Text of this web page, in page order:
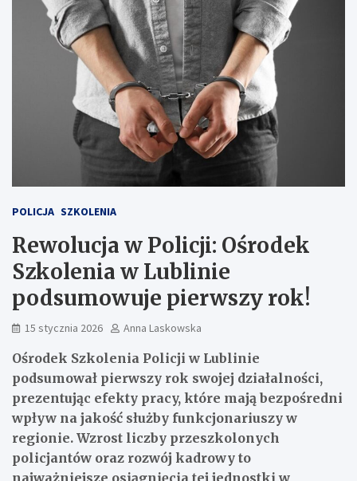
POLICJA SZKOLENIA
Rewolucja w Policji: Ośrodek
Szkolenia w Lublinie
podsumowuje pierwszy rok!
15 stycznia 2026 Anna Laskowska
Ośrodek Szkolenia Policji w Lublinie
podsumował pierwszy rok swojej działalności,
prezentując efekty pracy, które mają bezpośredni
wpływ na jakość służby funkcjonariuszy w
regionie. Wzrost liczby przeszkolonych
policjantów oraz rozwój kadrowy to
najważniejsze osiągnięcia tej jednostki w